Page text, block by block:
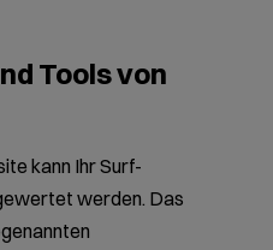
Tools von
kann Ihr Surf-
werden. Das